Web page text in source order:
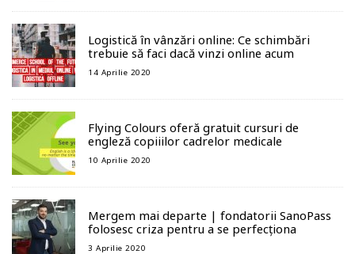
Logistică în vânzări online: Ce schimbări
trebuie să faci dacă vinzi online acum
14 Aprilie 2020
Flying Colours oferă gratuit cursuri de
engleză copiiilor cadrelor medicale
10 Aprilie 2020
Mergem mai departe | fondatorii SanoPass
folosesc criza pentru a se perfecționa
3 Aprilie 2020